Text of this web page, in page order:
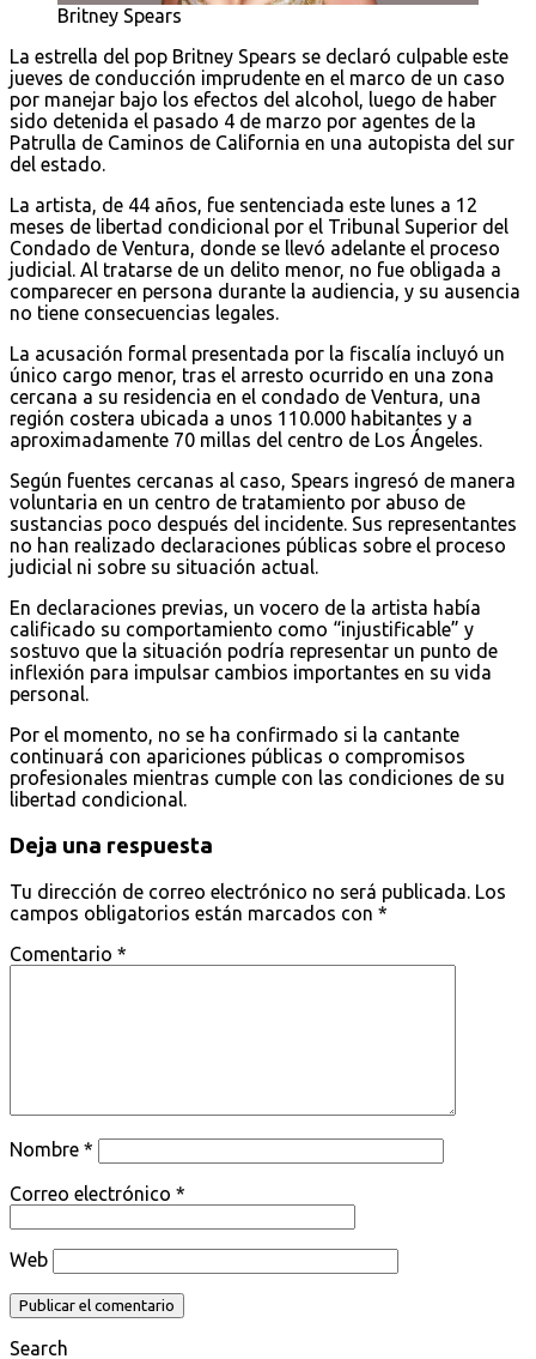
Britney Spears
La estrella del pop Britney Spears se declaró culpable este
jueves de conducción imprudente en el marco de un caso
por manejar bajo los efectos del alcohol, luego de haber
sido detenida el pasado 4 de marzo por agentes de la
Patrulla de Caminos de California en una autopista del sur
del estado.
La artista, de 44 años, fue sentenciada este lunes a 12
meses de libertad condicional por el Tribunal Superior del
Condado de Ventura, donde se llevó adelante el proceso
judicial. Al tratarse de un delito menor, no fue obligada a
comparecer en persona durante la audiencia, y su ausencia
no tiene consecuencias legales.
La acusación formal presentada por la fiscalía incluyó un
único cargo menor, tras el arresto ocurrido en una zona
cercana a su residencia en el condado de Ventura, una
región costera ubicada a unos 110.000 habitantes y a
aproximadamente 70 millas del centro de Los Ángeles.
Según fuentes cercanas al caso, Spears ingresó de manera
voluntaria en un centro de tratamiento por abuso de
sustancias poco después del incidente. Sus representantes
no han realizado declaraciones públicas sobre el proceso
judicial ni sobre su situación actual.
En declaraciones previas, un vocero de la artista había
calificado su comportamiento como “injustificable” y
sostuvo que la situación podría representar un punto de
inflexión para impulsar cambios importantes en su vida
personal.
Por el momento, no se ha confirmado si la cantante
continuará con apariciones públicas o compromisos
profesionales mientras cumple con las condiciones de su
libertad condicional.
Deja una respuesta
Tu dirección de correo electrónico no será publicada. Los
campos obligatorios están marcados con *
Comentario *
Nombre *
Correo electrónico *
Web
Search